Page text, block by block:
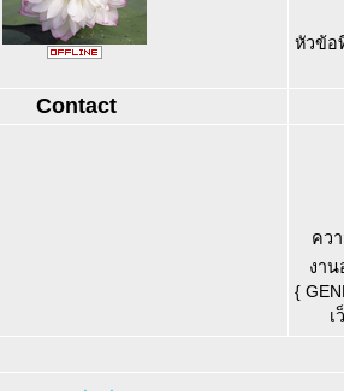
หัวข้อ
Contact
คว
งาน
{
เ